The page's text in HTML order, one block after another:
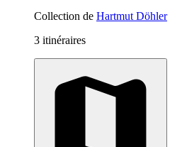
Collection de Hartmut Döhler
3 itinéraires